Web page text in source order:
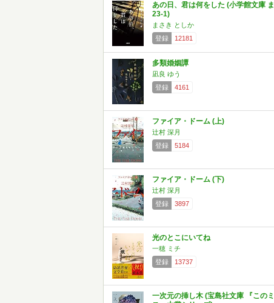
あの日、君は何をした (小学館文庫 ま
23-1)
まさき としか
登録
12181
多類婚姻譚
凪良 ゆう
登録
4161
ファイア・ドーム (上)
辻村 深月
登録
5184
ファイア・ドーム (下)
辻村 深月
登録
3897
光のとこにいてね
一穂 ミチ
登録
13737
一次元の挿し木 (宝島社文庫 『このミ